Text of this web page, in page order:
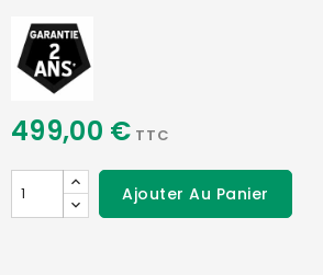
499,00 € TTC
Ajouter Au Panier